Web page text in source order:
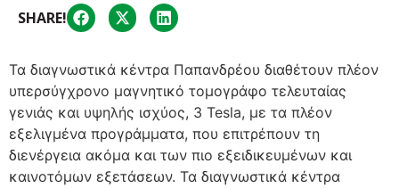
SHARE!
Τα διαγνωστικά κέντρα Παπανδρέου διαθέτουν πλέον
υπερσύγχρονο μαγνητικό τομογράφο τελευταίας
γενιάς και υψηλής ισχύος, 3 Tesla, με τα πλέον
εξελιγμένα προγράμματα, που επιτρέπουν τη
διενέργεια ακόμα και των πιο εξειδικευμένων και
καινοτόμων εξετάσεων. Τα διαγνωστικά κέντρα